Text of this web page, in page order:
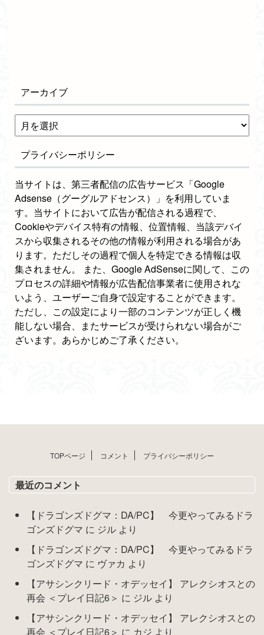
アーカイブ
プライバシーポリシー
当サイトは、第三者配信の広告サービス「Google
Adsense（グーグルアドセンス）」を利用していま
す。当サイトにおいて広告が配信される過程で、
Cookieやデバイス特有の情報、位置情報、当該デバイ
スから収集されるその他の情報が利用される場合があ
ります。ただしその過程で個人を特定できる情報は収
集されません。 また、Google AdSenseに関して、この
プロセスの詳細や情報が広告配信事業者に使用されな
いよう、ユーザーご自身で設定することができます。
ただし、この設定により一部のコンテンツが正しく機
能しない場合、またサービスが受けられない場合がご
ざいます。あらかじめご了承ください。
TOPページ コメント プライバシーポリシー
最近のコメント
【ドラゴンズドグマ：DA/PC】 今更やってみるドラ
ゴンズドグマ に ジル より
【ドラゴンズドグマ：DA/PC】 今更やってみるドラ
ゴンズドグマ に ヴァカ より
【アサシンクリード・オデッセイ】 アレクシオスとの
再会 ＜プレイ日記6＞ に ジル より
【アサシンクリード・オデッセイ】 アレクシオスとの
再会 ＜プレイ日記6＞ に カジ より